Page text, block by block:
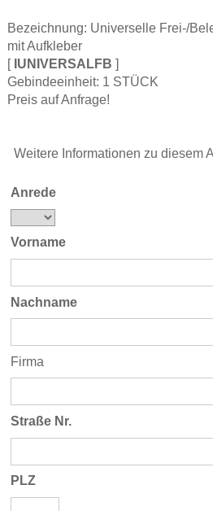
Bezeichnung: Universelle Frei-/
mit Aufkleber
[ IUNIVERSALFB ]
Gebindeeinheit: 1 STÜCK
Preis auf Anfrage!
Weitere Informationen zu diesem
Anrede
Vorname
Nachname
Firma
Straße Nr.
PLZ